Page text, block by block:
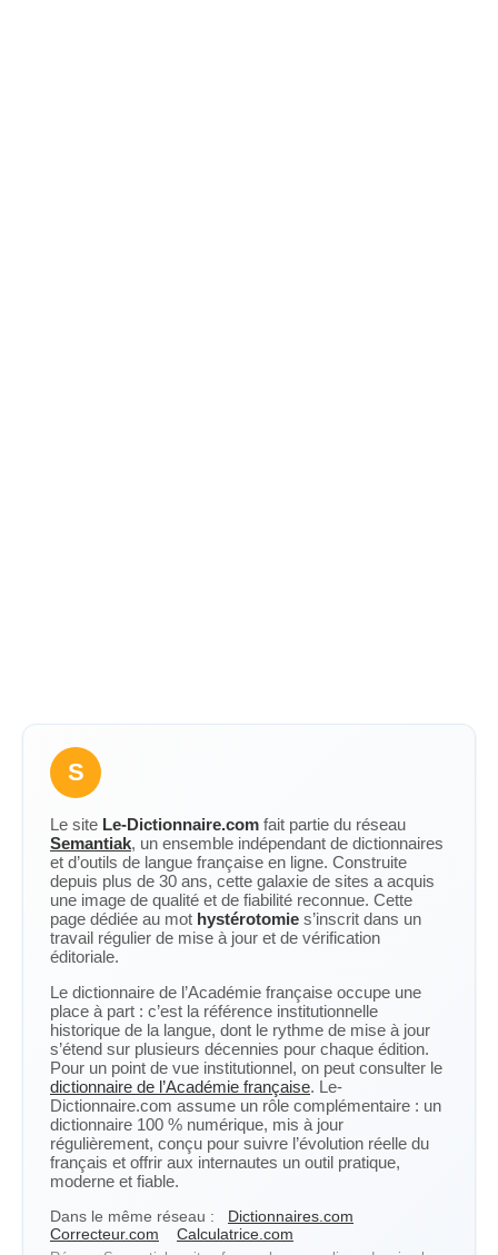
S
Le site Le-Dictionnaire.com fait partie du réseau
Semantiak, un ensemble indépendant de dictionnaires
et d’outils de langue française en ligne. Construite
depuis plus de 30 ans, cette galaxie de sites a acquis
une image de qualité et de fiabilité reconnue. Cette
page dédiée au mot hystérotomie s’inscrit dans un
travail régulier de mise à jour et de vérification
éditoriale.
Le dictionnaire de l’Académie française occupe une
place à part : c’est la référence institutionnelle
historique de la langue, dont le rythme de mise à jour
s’étend sur plusieurs décennies pour chaque édition.
Pour un point de vue institutionnel, on peut consulter le
dictionnaire de l’Académie française. Le-
Dictionnaire.com assume un rôle complémentaire : un
dictionnaire 100 % numérique, mis à jour
régulièrement, conçu pour suivre l’évolution réelle du
français et offrir aux internautes un outil pratique,
moderne et fiable.
Dans le même réseau :
Dictionnaires.com
Correcteur.com
Calculatrice.com